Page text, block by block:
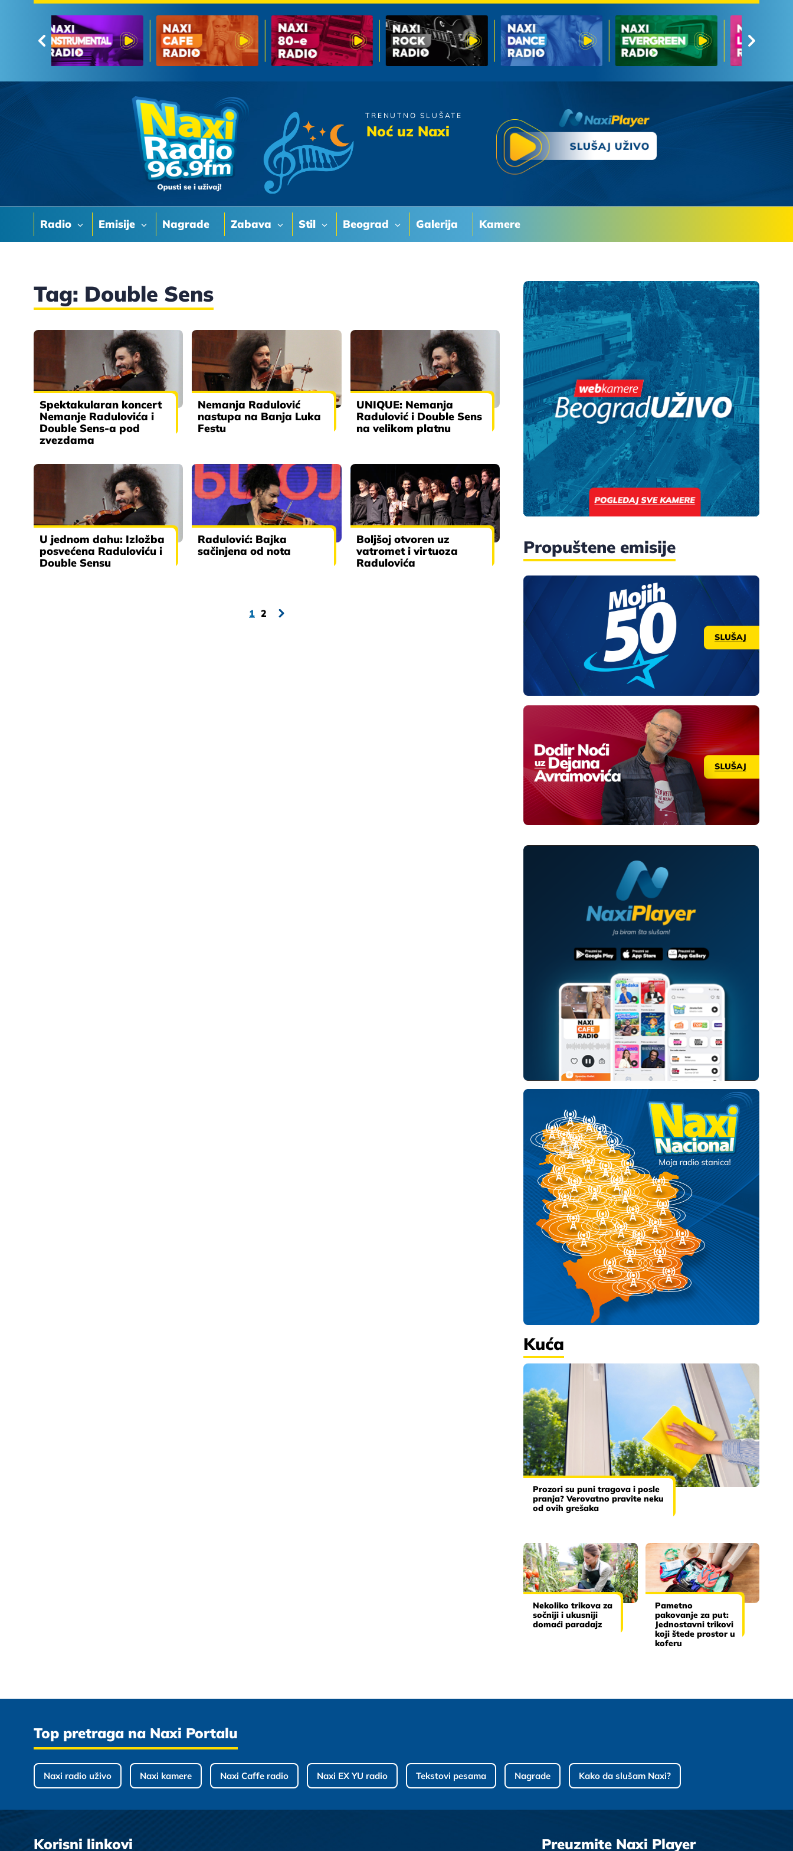
Radio Emisije Nagrade Zabava Stil Beograd Galerija Kamere
TRENUTNO SLUŠATE
Noć uz NaxiKerber
Tag: Double Sens
Spektakularan koncert
Nemanje Radulovića i
Double Sens-a pod
zvezdama
Nemanja Radulović
nastupa na Banja Luka
Festu
UNIQUE: Nemanja
Radulović i Double Sens
na velikom platnu
U jednom dahu: Izložba
posvećena Raduloviću i
Double Sensu
Radulović: Bajka
sačinjena od nota
Boljšoj otvoren uz
vatromet i virtuoza
Radulovića
1 2
Propuštene emisije
Kuća
Prozori su puni tragova i posle
pranja? Verovatno pravite neku
od ovih grešaka
Nekoliko trikova za
sočniji i ukusniji
domaći paradajz
Pametno
pakovanje za put:
Jednostavni trikovi
koji štede prostor u
koferu
Top pretraga na Naxi Portalu
Naxi radio uživo Naxi kamere Naxi Caffe radio Naxi EX YU radio Tekstovi pesama Nagrade Kako da slušam Naxi?
Korisni linkovi Preuzmite Naxi Player